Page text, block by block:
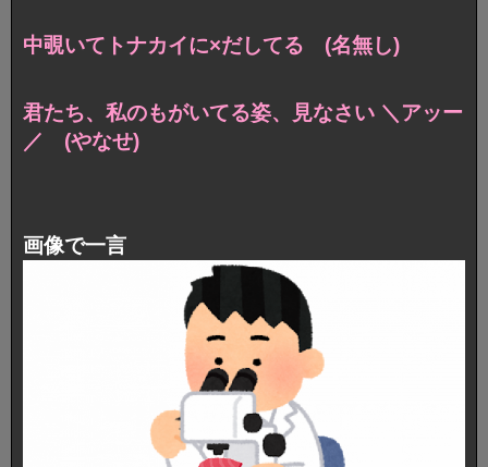
中覗いてトナカイに×だしてる (名無し)
君たち、私のもがいてる姿、見なさい ＼アッー
／ (やなせ)
画像で一言